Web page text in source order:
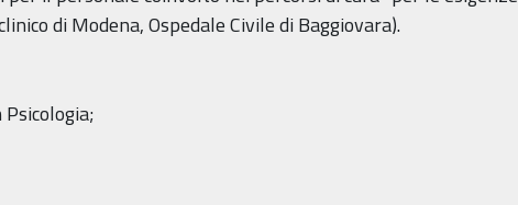
di Modena, Ospedale Civile di Baggiovara).